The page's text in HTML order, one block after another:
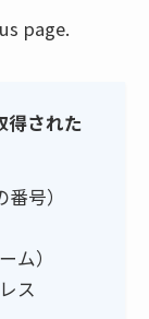
page.
得された
号）
ム）
ス